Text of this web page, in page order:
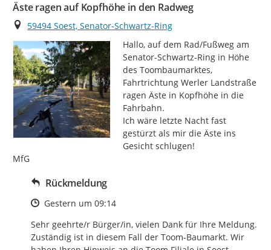
Äste ragen auf Kopfhöhe in den Radweg
Ort
59494 Soest, Senator-Schwartz-Ring
Hallo, auf dem Rad/Fußweg am
Senator-Schwartz-Ring in Höhe
des Toombaumarktes,
Fahrtrichtung Werler Landstraße
ragen Äste in Kopfhöhe in die
Fahrbahn.
Ich wäre letzte Nacht fast
gestürzt als mir die Äste ins
Gesicht schlugen!
MfG
Rückmeldung
Zeitpunkt des Erstellens
Gestern um 09:14
Sehr geehrte/r Bürger/in, vielen Dank für Ihre Meldung.
Zuständig ist in diesem Fall der Toom-Baumarkt. Wir